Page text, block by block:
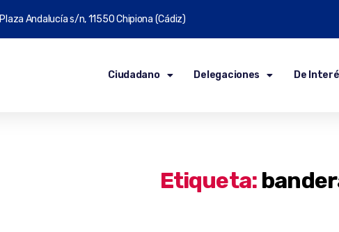
Plaza Andalucía s/n, 11550 Chipiona (Cádiz)
Ciudadano Delegaciones De
Etiqueta: